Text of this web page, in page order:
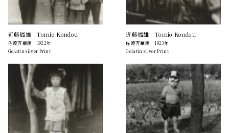
近藤福雄 Tomio Kondou
佐渡万華鏡 1922年
Gelatin silver Print
近藤福雄 Tomio Kondou
佐渡万華鏡 1923年
Gelatin silver Print